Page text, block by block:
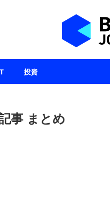
事 まとめ
投資